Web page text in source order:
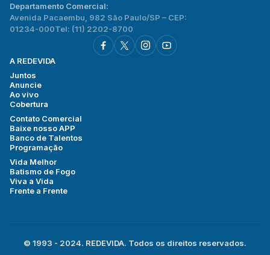
Departamento Comercial:
Avenida Pacaembu, 982 São Paulo/SP – CEP:
01234-000Tel: (11) 2202-8700
A REDEVIDA
Juntos
Anuncie
Ao vivo
Cobertura
Contato Comercial
Baixe nosso APP
Banco de Talentos
Programação
Vida Melhor
Batismo de Fogo
Viva a Vida
Frente a Frente
© 1993 - 2024. REDEVIDA. Todos os direitos reservados.